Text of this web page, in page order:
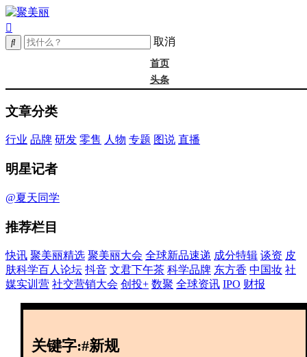
取消
首页
头条
成分
中国妆
实训营
创投+
文章分类
行业 品牌 研发 零售 人物 专题 图说 直播
明星记者
@夏天同学
推荐栏目
快讯 聚美丽精选 聚美丽大会 全球新品速递 成分特辑 谈资 皮
肤科学百人论坛 抖音 文君下午茶 科学品牌 东方香 中国妆 社
媒实训营 社交营销大会 创投+ 数聚 全球资讯 IPO 财报
关键字:#新规